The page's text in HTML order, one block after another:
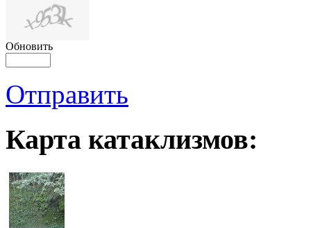
Обновить
Отправить
Карта катаклизмов: